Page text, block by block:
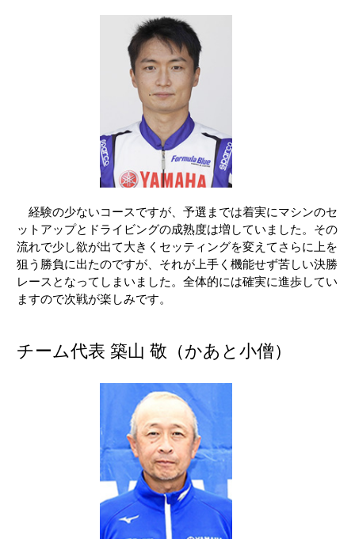
経験の少ないコースですが、予選までは着実にマシンのセ
ットアップとドライビングの成熟度は増していました。その
流れで少し欲が出て大きくセッティングを変えてさらに上を
狙う勝負に出たのですが、それが上手く機能せず苦しい決勝
レースとなってしまいました。全体的には確実に進歩してい
ますので次戦が楽しみです。
チーム代表 築山 敬（かあと小僧）